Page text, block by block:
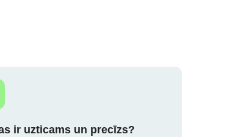
ir uzticams un precīzs?